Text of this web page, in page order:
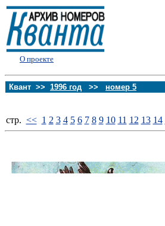
О проекте
Квант >> 1996 год >> номер 5
стp. << 1 2 3 4 5 6 7 8 9 10 11 12 13 14